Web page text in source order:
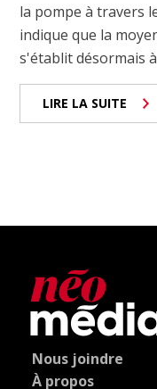
la pompe à travers
indique que la
s'établit désormais à
LIRE LA SUITE
Nous joindre
À propos